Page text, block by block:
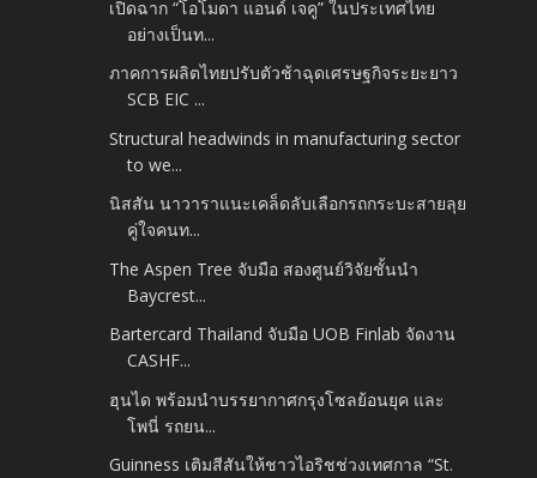
เปิดฉาก “โอโมดา แอนด์ เจคู” ในประเทศไทย
อย่างเป็นท...
ภาคการผลิตไทยปรับตัวช้าฉุดเศรษฐกิจระยะยาว
SCB EIC ...
Structural headwinds in manufacturing sector
to we...
นิสสัน นาวาราแนะเคล็ดลับเลือกรถกระบะสายลุย
คู่ใจคนท...
The Aspen Tree จับมือ สองศูนย์วิจัยชั้นนำ
Baycrest...
Bartercard Thailand จับมือ UOB Finlab จัดงาน
CASHF...
ฮุนได พร้อมนำบรรยากาศกรุงโซลย้อนยุค และ
โพนี่ รถยน...
Guinness เติมสีสันให้ชาวไอริชช่วงเทศกาล “St.